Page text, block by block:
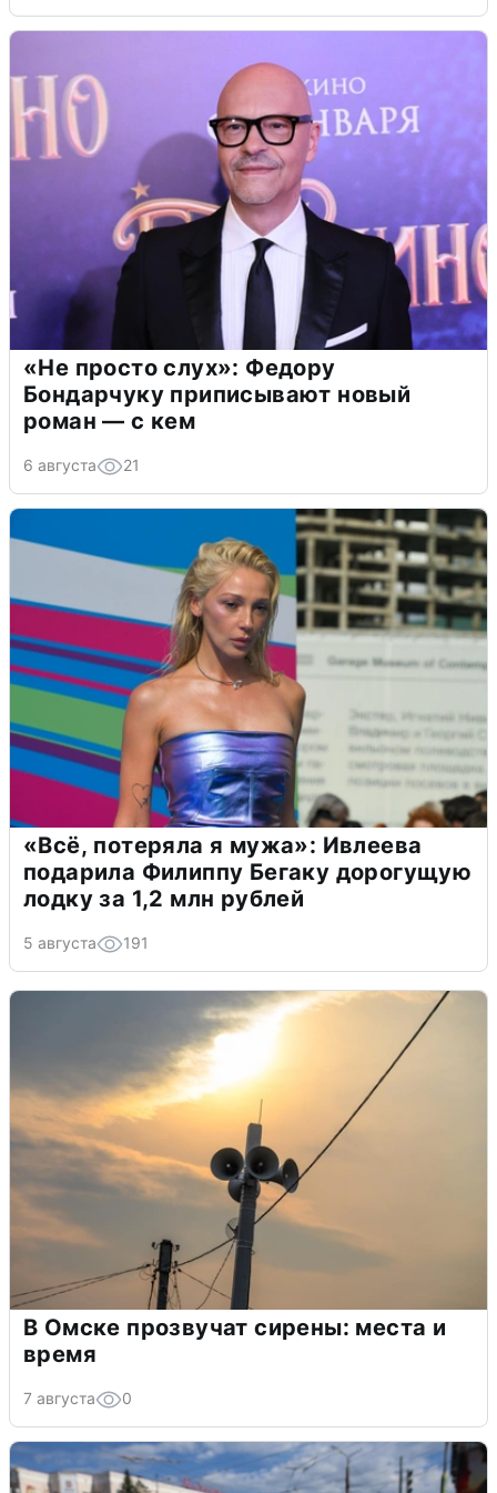
«Не просто слух»: Федору
Бондарчуку приписывают новый
роман — с кем
6 августа 21
«Всё, потеряла я мужа»: Ивлеева
подарила Филиппу Бегаку дорогущую
лодку за 1,2 млн рублей
5 августа 191
В Омске прозвучат сирены: места и
время
7 августа 0